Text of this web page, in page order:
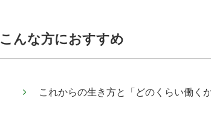
こんな方におすすめ
これからの生き方と「どのくらい働く